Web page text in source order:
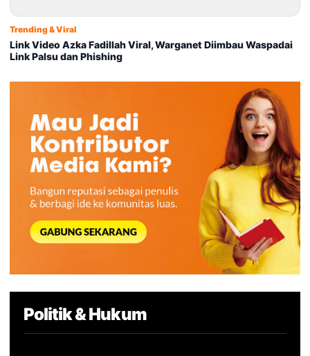
Trending & Viral
Link Video Azka Fadillah Viral, Warganet Diimbau Waspadai
Link Palsu dan Phishing
Politik & Hukum